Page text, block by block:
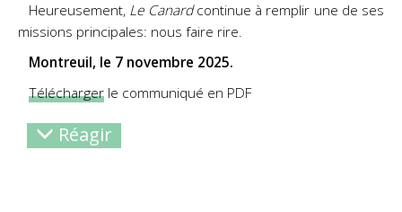
Heureusement, Le Canardcontinue à remplir une de ses
missions principales: nous faire rire.
Montreuil, le 7 novembre 2025.
Télécharger le communiqué en PDF
Réagir